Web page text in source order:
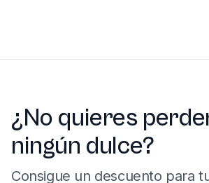
¿No quieres
ningún dulce?
Consigue un descuento para